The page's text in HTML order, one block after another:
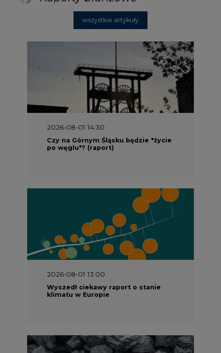
2026-08-01 14:30
Czy na Górnym Śląsku będzie "życie
po węglu"? (raport)
2026-08-01 13:00
Wyszedł ciekawy raport o stanie
klimatu w Europie